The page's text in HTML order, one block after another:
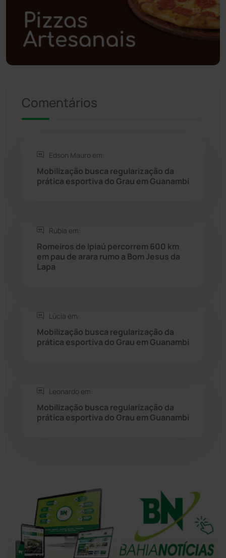
Polícia Militar (27)
Política
Riacho de Santana
Rio do Antônio
Rio do Pires (97)
Seabra
Sebastião Laranjeiras
Tecnologia
Comentários
Edson Mauro em:
Mobilização busca regularização da
prática esportiva do Grau em Guanambi
Rúbia em:
Romeiros de Ipiaú percorrem 600 km
em pau de arara rumo a Bom Jesus da
Lapa
Lúcia em:
Mobilização busca regularização da
prática esportiva do Grau em Guanambi
Leonardo em:
Mobilização busca regularização da
prática esportiva do Grau em Guanambi